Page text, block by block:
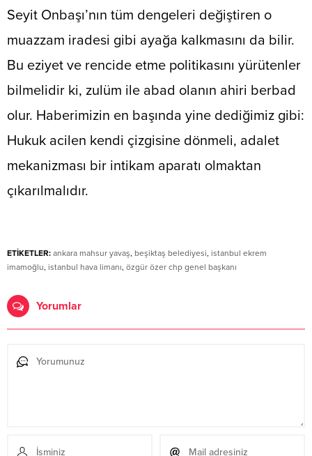
Seyit Onbaşı’nın tüm dengeleri değiştiren o
muazzam iradesi gibi ayağa kalkmasını da bilir.
Bu eziyet ve rencide etme politikasını yürütenler
bilmelidir ki, zulüm ile abad olanın ahiri berbad
olur. Haberimizin en başında yine dediğimiz gibi:
Hukuk acilen kendi çizgisine dönmeli, adalet
mekanizması bir intikam aparatı olmaktan
çıkarılmalıdır.
ETİKETLER: ankara mahsur yavaş, beşiktaş belediyesi, istanbul ekrem
imamoğlu, istanbul hava limanı, özgür özer chp genel başkanı
Yorumlar